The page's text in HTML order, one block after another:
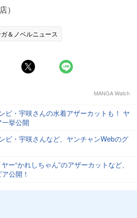
）
＆ノベルニュース
MANGA Watch
ビ・宇咲さんの水着アザーカットも！ ヤ
挙公開
ビ・宇咲さんなど、ヤンチャンWebのグ
ー“かれしちゃん”のアザーカットなど、
公開！